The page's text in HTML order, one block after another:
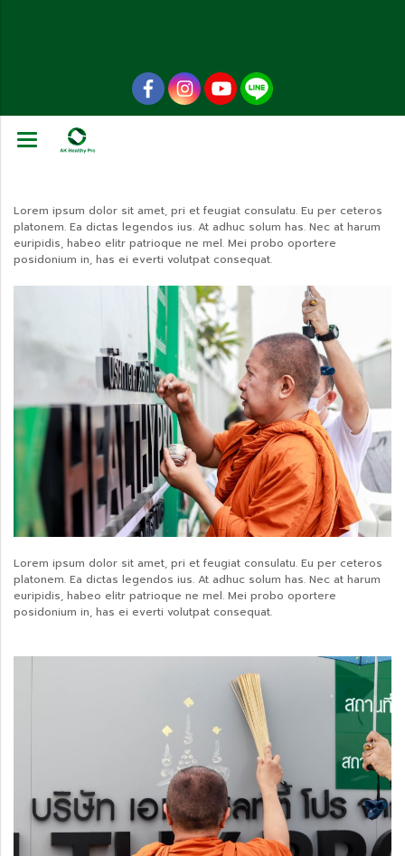
Lorem ipsum dolor sit amet, pri et feugiat consulatu. Eu per ceteros
platonem. Ea dictas legendos ius. At adhuc solum has. Nec at harum
euripidis, habeo elitr patrioque ne mel. Mei probo oportere
posidonium in, has ei everti volutpat consequat.
Lorem ipsum dolor sit amet, pri et feugiat consulatu. Eu per ceteros
platonem. Ea dictas legendos ius. At adhuc solum has. Nec at harum
euripidis, habeo elitr patrioque ne mel. Mei probo oportere
posidonium in, has ei everti volutpat consequat.